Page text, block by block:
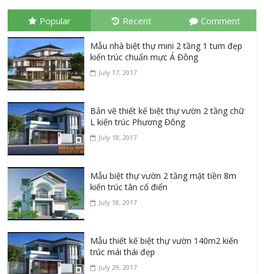
Popular Recent Comment
Mẫu nhà biệt thự mini 2 tầng 1 tum đẹp
kiến trúc chuẩn mực Á Đông
July 17, 2017
Bản vẽ thiết kế biệt thự vườn 2 tầng chữ
L kiến trúc Phương Đông
July 18, 2017
Mẫu biệt thự vườn 2 tầng mặt tiền 8m
kiến trúc tân cổ điển
July 18, 2017
Mẫu thiết kế biệt thự vườn 140m2 kiến
trúc mái thái đẹp
July 29, 2017